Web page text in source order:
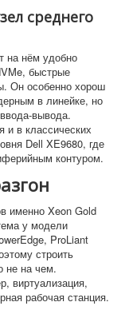
среднего
на нём удобно
быстрые
Он особенно хорош
в линейке, но
вывода.
и в классических
Dell XE9680, где
контуром.
именно Xeon Gold
у модели
ProLiant
строить
не на чем.
виртуализация,
рабочая станция.